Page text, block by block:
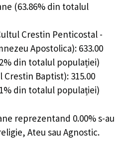
(63.86% din totalul
Crestin Penticostal -
Apostolica): 633.00
din totalul populației)
Baptist): 315.00
din totalul populației)
reprezentand 0.00% s-au
Ateu sau Agnostic.